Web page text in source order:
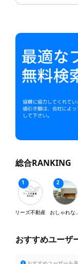
総合RANKING
リーズ不動産
おすすめユーザ